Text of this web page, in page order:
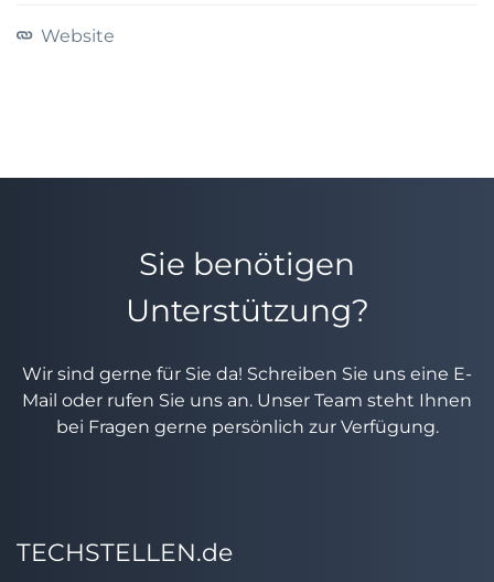
Website
Sie benötigen
Unterstützung?
Wir sind gerne für Sie da! Schreiben Sie uns eine E-
Mail oder rufen Sie uns an. Unser Team steht Ihnen
bei Fragen gerne persönlich zur Verfügung.
TECHSTELLEN.de